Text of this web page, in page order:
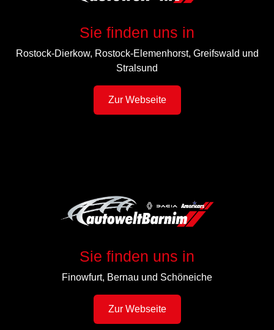
Sie finden uns in
Rostock-Dierkow, Rostock-Elemenhorst, Greifswald und
Stralsund
Zur Webseite
Sie finden uns in
Finowfurt, Bernau und Schöneiche
Zur Webseite